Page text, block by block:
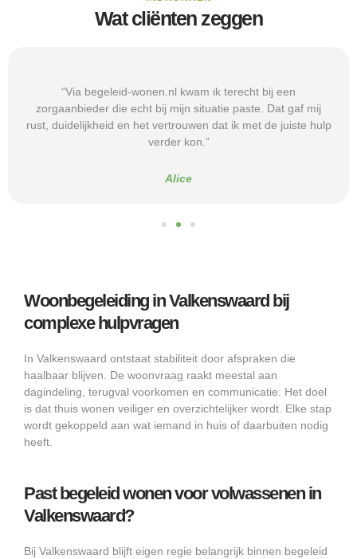
Wat cliënten zeggen
“Via begeleid-wonen.nl kwam ik terecht bij een
zorgaanbieder die echt bij mijn situatie paste. Dat gaf mij
rust, duidelijkheid en het vertrouwen dat ik met de juiste hulp
verder kon.”
Alice
Woonbegeleiding in Valkenswaard bij
complexe hulpvragen
In Valkenswaard ontstaat stabiliteit door afspraken die
haalbaar blijven. De woonvraag raakt meestal aan
dagindeling, terugval voorkomen en communicatie. Het doel
is dat thuis wonen veiliger en overzichtelijker wordt. Elke stap
wordt gekoppeld aan wat iemand in huis of daarbuiten nodig
heeft.
Past begeleid wonen voor volwassenen in
Valkenswaard?
Bij Valkenswaard blijft eigen regie belangrijk binnen begeleid